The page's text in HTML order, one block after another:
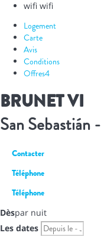
wifi wifi
Logement
Carte
Avis
Conditions
Offres4
BRUNET VI
San Sebastián -
Contacter
Téléphone
Téléphone
Dèspar nuit
Les dates